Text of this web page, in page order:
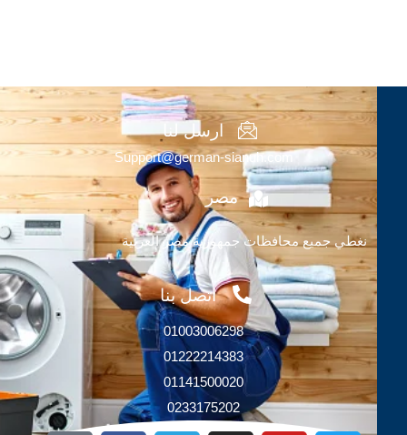
ارسل لنا
Support@german-sianuh.com
مصر
نغطي جميع محافظات جمهورية مصر العربية
اتصل بنا
01003006298
01222214383
01141500020
0233175202